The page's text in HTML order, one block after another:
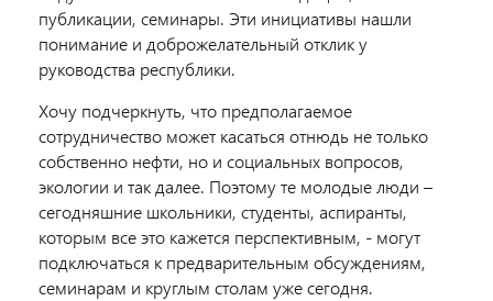
публикации, семинары. Эти инициативы нашли
понимание и доброжелательный отклик у
руководства республики.
Хочу подчеркнуть, что предполагаемое
сотрудничество может касаться отнюдь не только
собственно нефти, но и социальных вопросов,
экологии и так далее. Поэтому те молодые люди –
сегодняшние школьники, студенты, аспиранты,
которым все это кажется перспективным, - могут
подключаться к предварительным обсуждениям,
семинарам и круглым столам уже сегодня.